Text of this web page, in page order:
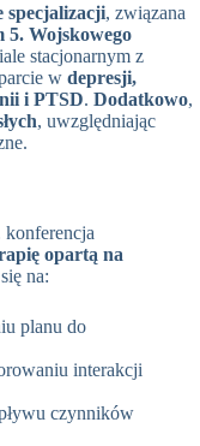
specjalizacji, związana
5. Wojskowego
stacjonarnym z
w depresji,
i PTSD. Dodatkowo,
, uwzględniając
konferencja
opartą na
na:
planu do
interakcji
czynników